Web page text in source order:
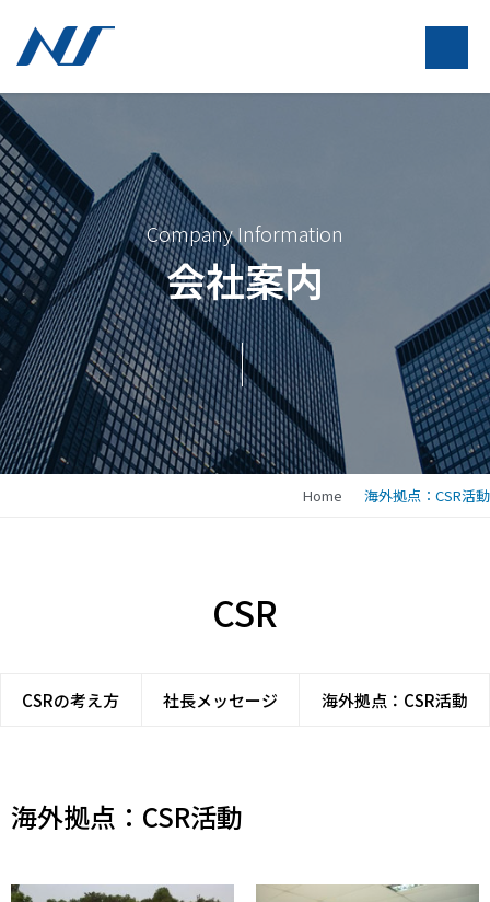
Company Information
会社案内
Home 海外拠点：CSR活動
CSR
CSRの考え方 社長メッセージ 海外拠点：CSR活動
海外拠点：CSR活動